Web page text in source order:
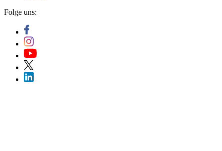
Folge uns: